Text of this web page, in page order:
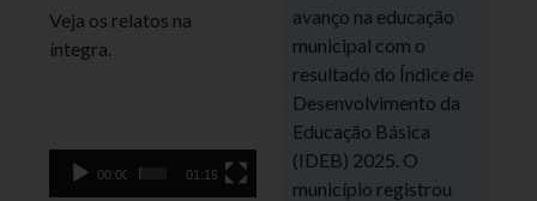
Veja os relatos na
íntegra.
vídeo
00:00 01:19
avanço na educação
municipal com o
resultado do Índice de
Desenvolvimento da
Educação Básica
(IDEB) 2025. O
município registrou